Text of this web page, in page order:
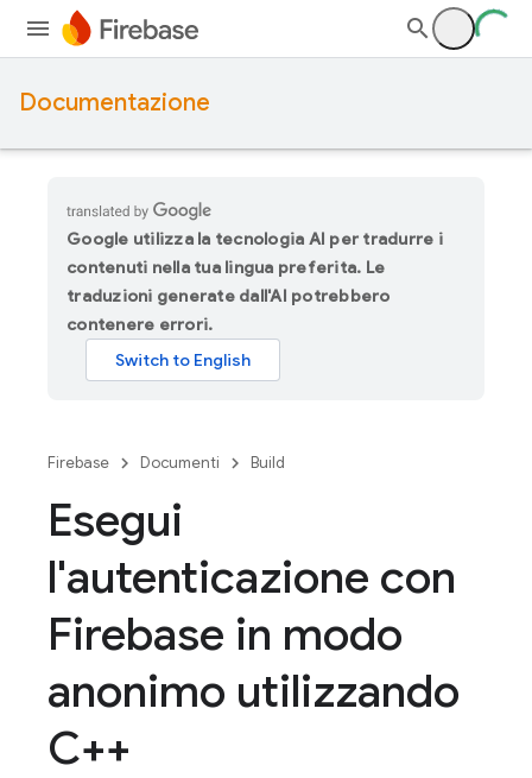
Documentazione
Google utilizza la tecnologia AI per tradurre i
contenuti nella tua lingua preferita. Le
traduzioni generate dall'AI potrebbero
contenere errori.
Firebase Documenti Build
Esegui
l'autenticazione con
Firebase in modo
anonimo utilizzando
C++